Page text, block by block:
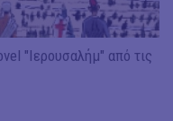
"Ιερουσαλήμ" από τις